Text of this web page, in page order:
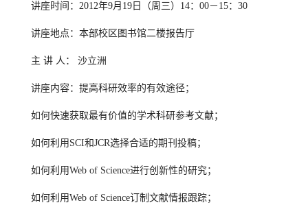
讲座时间：2012年9月19日（周三）14：00－15：30
讲座地点：本部校区图书馆二楼报告厅
主 讲 人： 沙立洲
讲座内容：提高科研效率的有效途径；
如何快速获取最有价值的学术科研参考文献；
如何利用SCI和JCR选择合适的期刊投稿；
如何利用Web of Science进行创新性的研究；
如何利用Web of Science订制文献情报跟踪；